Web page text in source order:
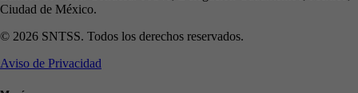
Ciudad de México.
© 2026 SNTSS. Todos los derechos reservados.
Aviso de Privacidad